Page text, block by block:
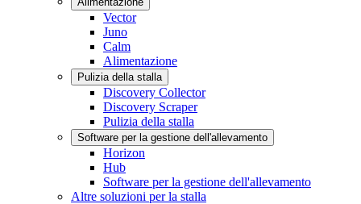
Vector
Juno
Calm
Alimentazione
Pulizia della stalla
Discovery Collector
Discovery Scraper
Pulizia della stalla
Software per la gestione dell'allevamento
Horizon
Hub
Software per la gestione dell'allevamento
Altre soluzioni per la stalla